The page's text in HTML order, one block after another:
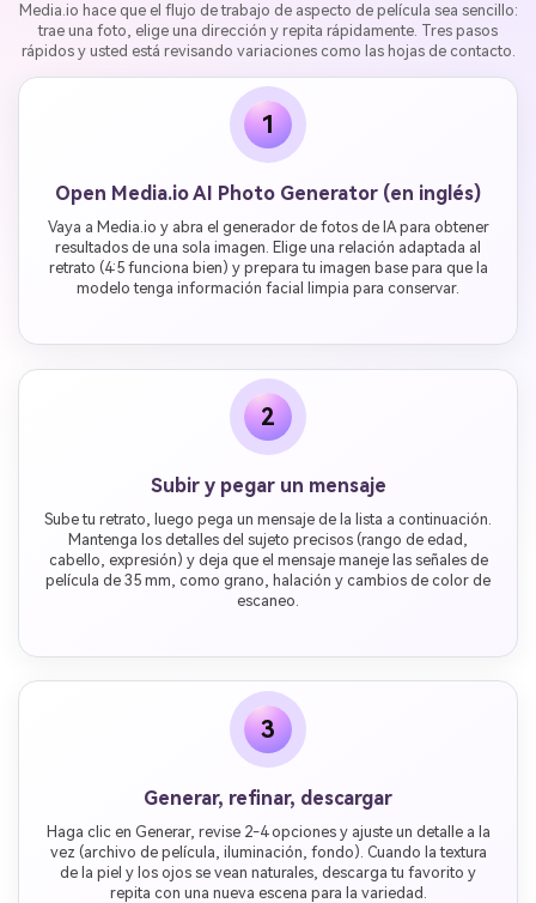
Media.io hace que el flujo de trabajo de aspecto de película sea sencillo:
trae una foto, elige una dirección y repita rápidamente. Tres pasos
rápidos y usted está revisando variaciones como las hojas de contacto.
1
Open Media.io AI Photo Generator (en inglés)
Vaya a Media.io y abra el generador de fotos de IA para obtener
resultados de una sola imagen. Elige una relación adaptada al
retrato (4:5 funciona bien) y prepara tu imagen base para que la
modelo tenga información facial limpia para conservar.
2
Subir y pegar un mensaje
Sube tu retrato, luego pega un mensaje de la lista a continuación.
Mantenga los detalles del sujeto precisos (rango de edad,
cabello, expresión) y deja que el mensaje maneje las señales de
película de 35 mm, como grano, halación y cambios de color de
escaneo.
3
Generar, refinar, descargar
Haga clic en Generar, revise 2-4 opciones y ajuste un detalle a la
vez (archivo de película, iluminación, fondo). Cuando la textura
de la piel y los ojos se vean naturales, descarga tu favorito y
repita con una nueva escena para la variedad.